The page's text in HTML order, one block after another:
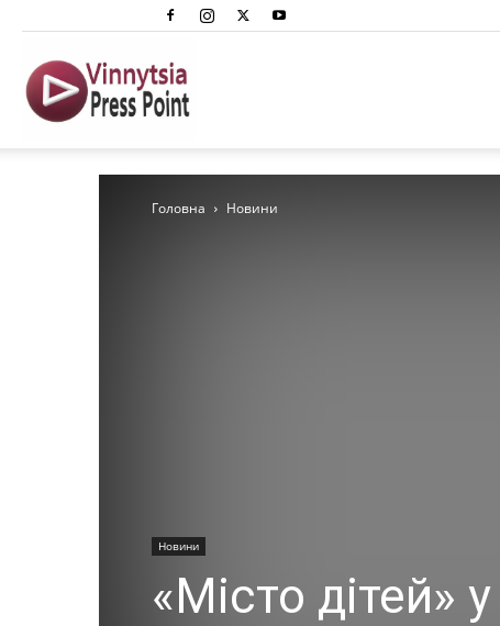
Преспоінт
Головна Новини
Новини
«Місто дітей»